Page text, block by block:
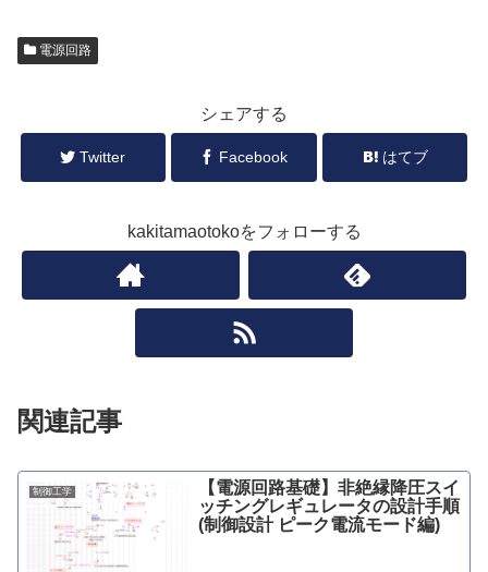
電源回路
シェアする
Twitter Facebook はてブ
kakitamaotokoをフォローする
関連記事
制御工学
【電源回路基礎】非絶縁降圧スイ
ッチングレギュレータの設計手順
(制御設計 ピーク電流モード編)